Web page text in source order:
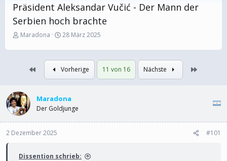
Präsident Aleksandar Vučić - Der Mann der
Serbien hoch brachte
E
s
e
r
Maradona
E
s
t
e
l
t
a
28 März 2025
Vorherige 11 von 16 Nächste
Maradona
Der Goldjunge
2 Dezember 2025 #101
Dissention schrieb: